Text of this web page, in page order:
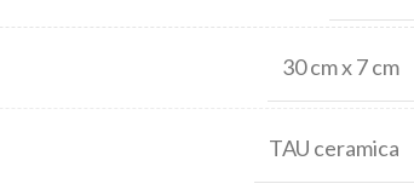
30 cm x 7 cm
TAU ceramica